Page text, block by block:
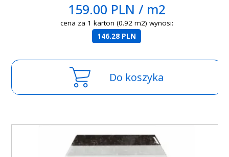
159.00 PLN / m2
cena za 1 karton (0.92 m2) wynosi:
146.28 PLN
Do koszyka